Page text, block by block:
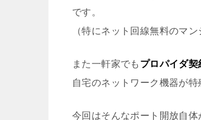
です。
（特にネット回線無料のマ
また一軒家でも プロパイダ
自宅のネットワーク機器が
今回はそんなポート開放自